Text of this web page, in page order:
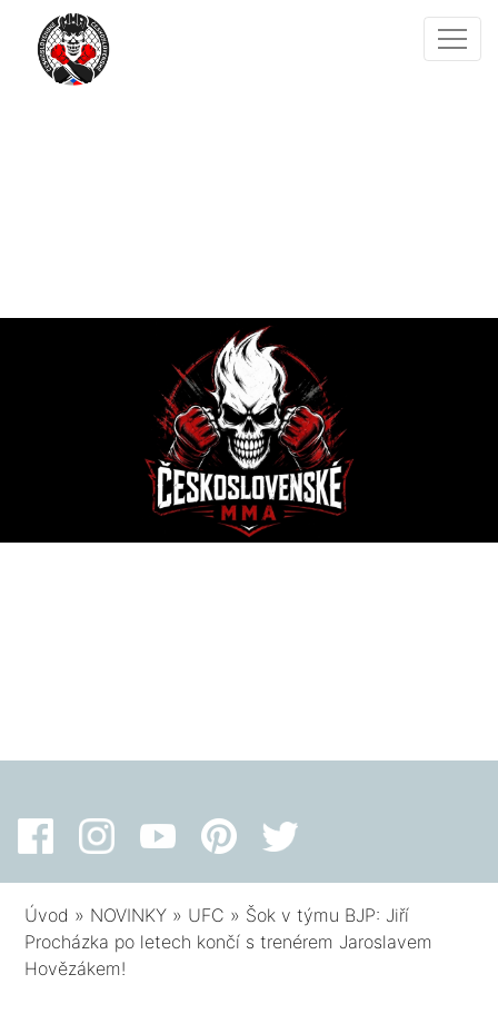
Úvod » NOVINKY » UFC » Šok v týmu BJP: Jiří
Procházka po letech končí s trenérem Jaroslavem
Hovězákem!